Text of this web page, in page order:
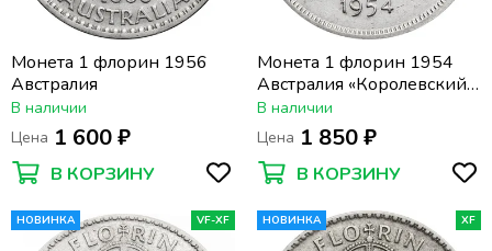
Монета 1 флорин 1956
Австралия
В наличии
Цена 1 600 ₽
В КОРЗИНУ
Монета 1 флорин 1954
Австралия «Королевский
визит в Австралию»
В наличии
Цена 1 850 ₽
В КОРЗИНУ
НОВИНКА VF-XF НОВИНКА XF